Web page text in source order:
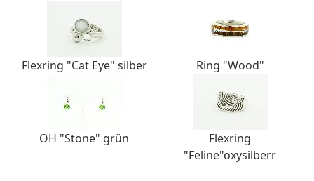
Flexring "Cat Eye" silber Ring "Wood"
OH "Stone" grün
Flexring
"Feline"oxysilberr